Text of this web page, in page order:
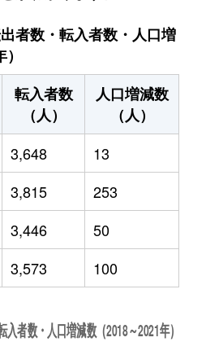
者数・転入者数・人口増
転入者数
（人）
人口増減数
（人）
3,648
13
3,815
253
3,446
50
3,573 100